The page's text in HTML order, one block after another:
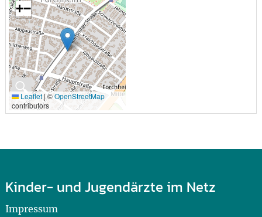
🔍
+−
Leaflet |©OpenStreetMap
contributors
Kinder- und Jugendärzte im Netz
Impressum